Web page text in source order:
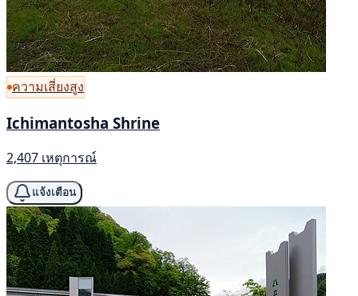
ความเสี่ยงสูง
Ichimantosha Shrine
2,407 เหตุการณ์
แจ้งเตือน